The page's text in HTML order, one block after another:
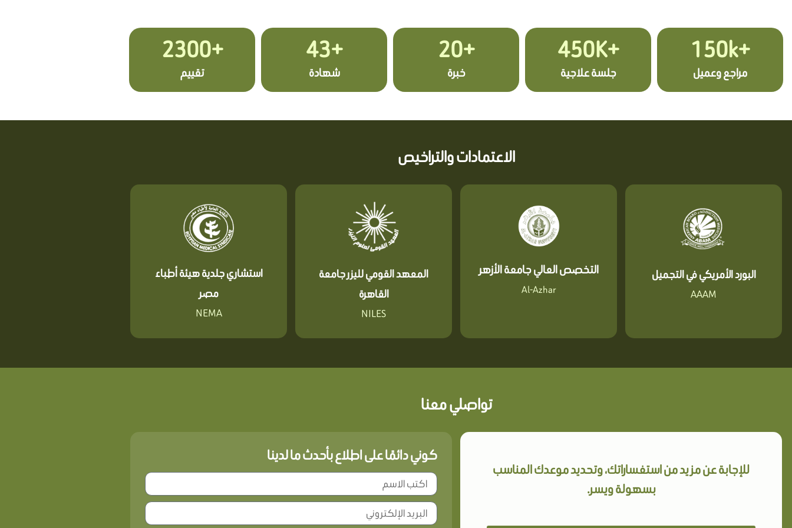
+150k
مراجع وعميل
+450K
جلسة علاجية
+20
خبرة
+43
شهادة
+2300
تقييم
الاعتمادات والتراخيص
البورد الأمريكي في التجميل
AAAM
التخصص العالي جامعة الأزهر
Al-Azhar
المعهد القومي لليزر جامعة
القاهرة
NILES
استشاري جلدية هيئة أطباء
مصر
NEMA
تواصلي معنا
للإجابة عن مزيد من استفساراتك، وتحديد موعدك المناسب
بسهولة ويسر.
كوني دائمًا على اطلاع بأحدث ما لدينا